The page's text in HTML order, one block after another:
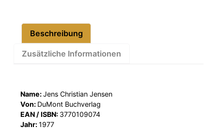
Beschreibung
Zusätzliche Informationen
Name:Jens Christian Jensen
Von: DuMont Buchverlag
EAN / ISBN: 3770109074
Jahr:1977